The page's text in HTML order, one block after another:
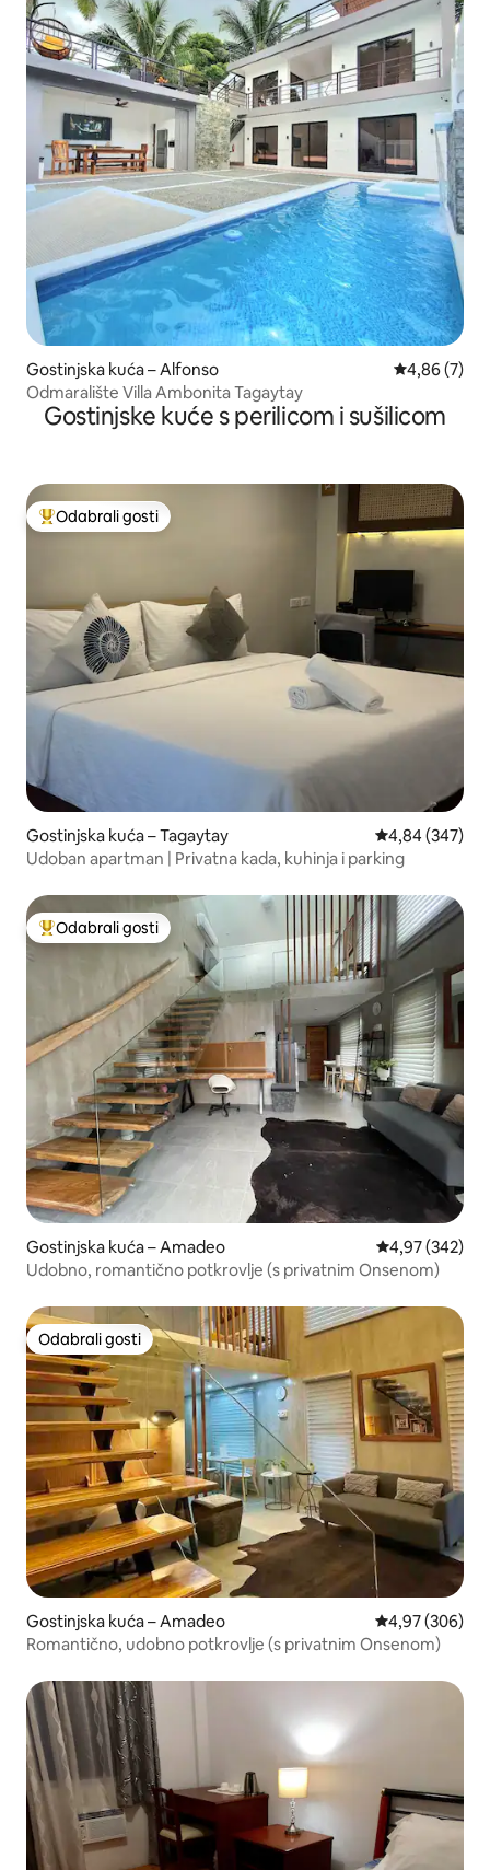
Gostinjska kuća – Alfonso Prosječna
4,86 (7)
Odmaralište Villa Ambonita Tagaytay
Gostinjske kuće s perilicom i sušilicom
Među najviše rangiranima s oznakom „Odabrali gosti”
Odabrali gosti
Gostinjska kuća – Tagaytay Prosječna
4,84 (347)
Udoban apartman | Privatna kada, kuhinja i parking
Među najviše rangiranima s oznakom „Odabrali gosti”
Odabrali gosti
Gostinjska kuća – Amadeo Prosječna
4,97 (342)
Udobno, romantično potkrovlje (s privatnim Onsenom)
Odabrali gosti
Odabrali gosti
Gostinjska kuća – Amadeo Prosječna
4,97 (306)
Romantično, udobno potkrovlje (s privatnim Onsenom)